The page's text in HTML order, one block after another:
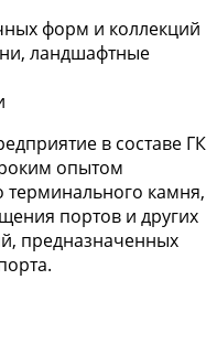
форм и коллекций
ландшафтные
в составе ГК
опытом
терминального камня,
портов и других
предназначенных